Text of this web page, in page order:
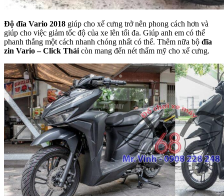
Độ đĩa Vario 2018 giúp cho xế cưng trở nên phong cách hơn và
giúp cho việc giảm tốc độ của xe lên tối đa. Giúp anh em có thể
phanh thắng một cách nhanh chóng nhất có thể. Thêm nữa bộ đĩa
zin Vario – Click Thái còn mang đến nét thẩm mỹ cho xế cưng.